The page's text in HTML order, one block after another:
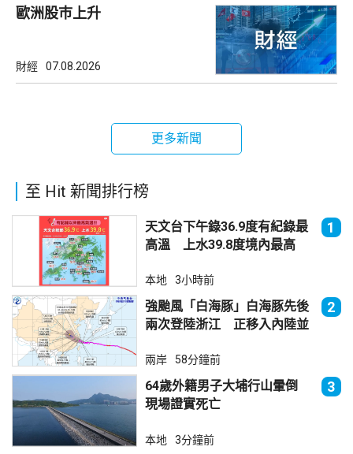
歐洲股巿上升
財經 07.08.2026
更多新聞
至 Hit 新聞排行榜
天文台下午錄36.9度有紀錄最
高溫 上水39.8度境內最高
1
本地 3小時前
強颱風「白海豚」白海豚先後
兩次登陸浙江 正移入內陸並
2
兩岸 58分鐘前
64歲外籍男子大埔行山暈倒
現場證實死亡
3
本地 3分鐘前